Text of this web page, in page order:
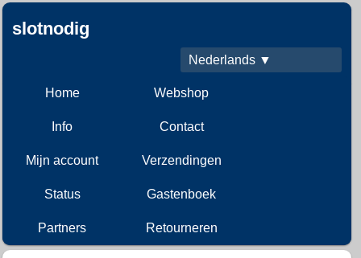
slotnodig
Nederlands ▼
Home Webshop
Info Contact
Mijn account Verzendingen
Status Gastenboek
Partners Retourneren